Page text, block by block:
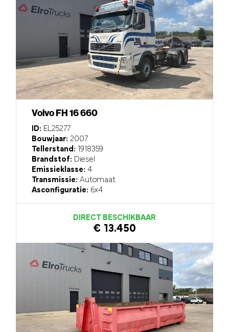
Volvo FH 16 660
ID: EL25277
Bouwjaar: 2007
Tellerstand: 1918359
Brandstof: Diesel
Emissieklasse: 4
Transmissie: Automaat
Asconfiguratie: 6x4
DIRECT BESCHIKBAAR
€ 13.450